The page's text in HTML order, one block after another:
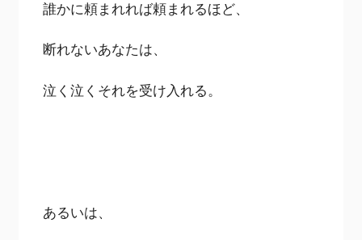
誰かに頼まれれば頼まれるほど、
断れないあなたは、
泣く泣くそれを受け入れる。
あるいは、